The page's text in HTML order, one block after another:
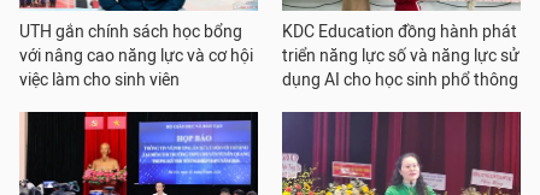
UTH gắn chính sách học bổng
với nâng cao năng lực và cơ hội
việc làm cho sinh viên
KDC Education đồng hành phát
triển năng lực số và năng lực sử
dụng AI cho học sinh phổ thông